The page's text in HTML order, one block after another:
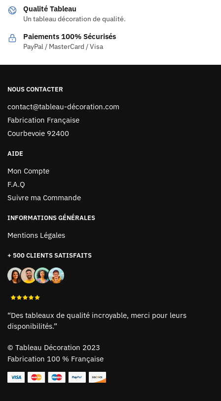
Qualité Tableau
Un tableau décoration de qualité.
Paiements 100% Sécurisés
PayPal / MasterCard / Visa
NOUS CONTACTER
contact@tableau-décoration.com
Fabrication Française
Courbevoie 92400
AIDE
Mon Compte
F.A.Q
Suivre ma Commande
INFORMATIONS GÉNÉRALES
Mentions Légales
+ 500 CLIENTS SATISFAITS
“Des tableaux de qualité incroyable, merci pour leurs
disponibilités.”
© Tableau Décoration 2023
Fabrication 100 % Française